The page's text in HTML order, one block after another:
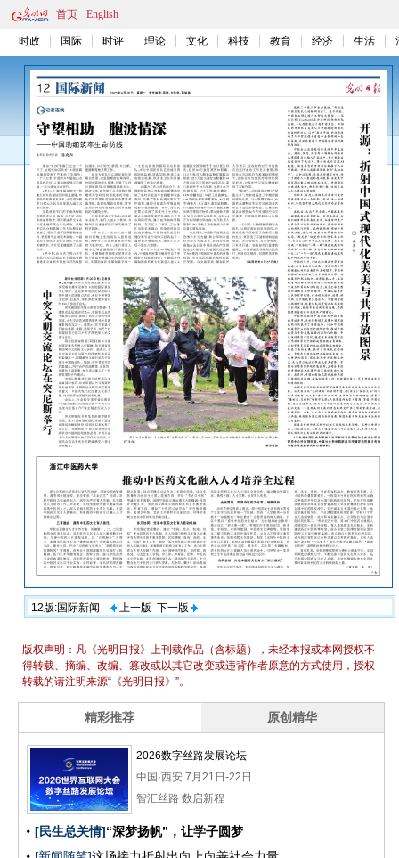
首页 English
时政 国际 时评 理论 文化 科技 教育 经济 生活
12版:国际新闻 上一版 下一版